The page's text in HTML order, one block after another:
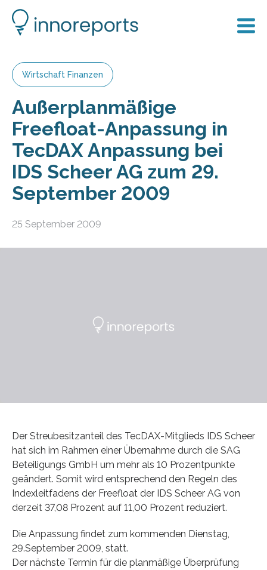
Wirtschaft Finanzen
Außerplanmäßige
Freefloat-Anpassung in
TecDAX Anpassung bei
IDS Scheer AG zum 29.
September 2009
25 September 2009
Der Streubesitzanteil des TecDAX-Mitglieds IDS Scheer
hat sich im Rahmen einer Übernahme durch die SAG
Beteiligungs GmbH um mehr als 10 Prozentpunkte
geändert. Somit wird entsprechend den Regeln des
Indexleitfadens der Freefloat der IDS Scheer AG von
derzeit 37,08 Prozent auf 11,00 Prozent reduziert.
Die Anpassung findet zum kommenden Dienstag,
29.September 2009, statt.
Der nächste Termin für die planmäßige Überprüfung